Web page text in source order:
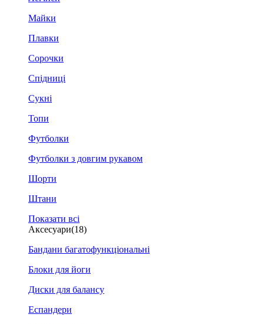
Майки
Плавки
Сорочки
Спідниці
Сукні
Топи
Футболки
Футболки з довгим рукавом
Шорти
Штани
Показати всі
Аксесуари(18)
Бандани багатофункціональні
Блоки для йоги
Диски для балансу
Еспандери